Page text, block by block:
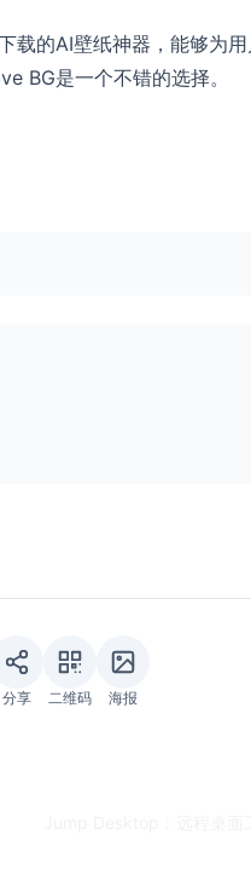
载的AI壁纸神器，能够为
BG是一个不错的选择。
分享 二维码 海报